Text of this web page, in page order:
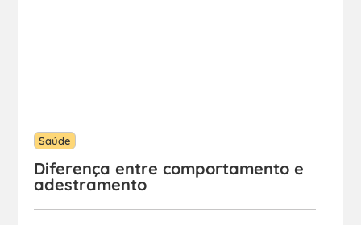
Saúde
Diferença entre comportamento e
adestramento